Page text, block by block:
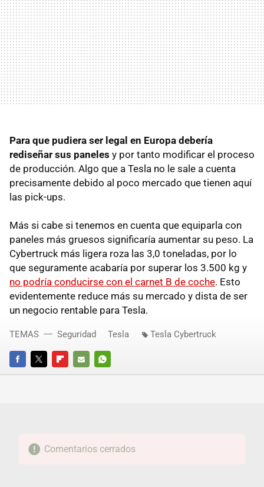
Para que pudiera ser legal en Europa debería
rediseñar sus paneles y por tanto modificar el proceso
de producción. Algo que a Tesla no le sale a cuenta
precisamente debido al poco mercado que tienen aquí
las pick-ups.
Más si cabe si tenemos en cuenta que equiparla con
paneles más gruesos significaría aumentar su peso. La
Cybertruck más ligera roza las 3,0 toneladas, por lo
que seguramente acabaría por superar los 3.500 kg y
no podría conducirse con el carnet B de coche. Esto
evidentemente reduce más su mercado y dista de ser
un negocio rentable para Tesla.
FACEBOOKTWITTERFLIPBOARD
E-
WHATSAPP
TEMAS Seguridad Tesla Tesla Cybertruck
Comentarios cerrados